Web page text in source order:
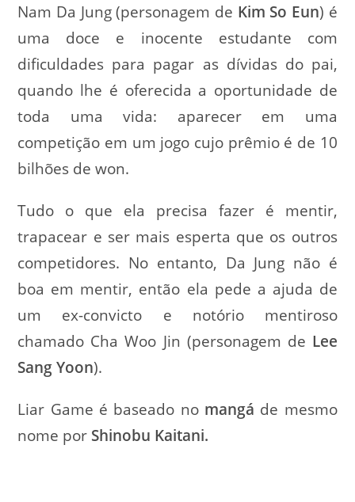
Nam Da Jung (personagem de Kim So Eun) é
uma doce e inocente estudante com
dificuldades para pagar as dívidas do pai,
quando lhe é oferecida a oportunidade de
toda uma vida: aparecer em uma
competição em um jogo cujo prêmio é de 10
bilhões de won.
Tudo o que ela precisa fazer é mentir,
trapacear e ser mais esperta que os outros
competidores. No entanto, Da Jung não é
boa em mentir, então ela pede a ajuda de
um ex-convicto e notório mentiroso
chamado Cha Woo Jin (personagem de Lee
Sang Yoon).
Liar Game é baseado no mangá de mesmo
nome por Shinobu Kaitani.